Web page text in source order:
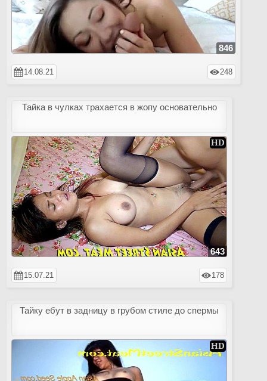
846
14.08.21 248
Тайка в чулках трахается в жопу основательно
643
15.07.21 178
Тайку ебут в задницу в грубом стиле до спермы